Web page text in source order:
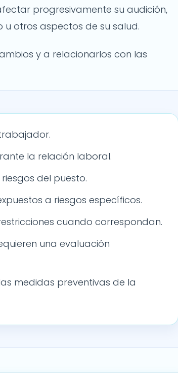
progresivamente su audición,
u otros aspectos de su salud.
y a relacionarlos con las
la relación laboral.
del puesto.
a riesgos específicos.
cuando correspondan.
una evaluación
medidas preventivas de la